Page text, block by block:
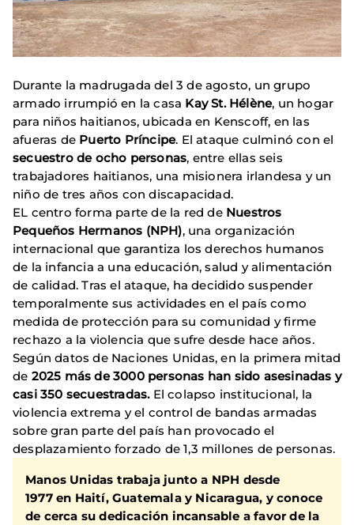
Durante la madrugada del 3 de agosto, un grupo
armado irrumpió en la casa Kay St. Hélène, un hogar
para niños haitianos, ubicada en Kenscoff, en las
afueras de Puerto Príncipe. El ataque culminó con el
secuestro de ocho personas, entre ellas seis
trabajadores haitianos, una misionera irlandesa y un
niño de tres años con discapacidad.
EL centro forma parte de la red de Nuestros
Pequeños Hermanos (NPH), una organización
internacional que garantiza los derechos humanos
de la infancia a una educación, salud y alimentación
de calidad. Tras el ataque, ha decidido suspender
temporalmente sus actividades en el país como
medida de protección para su comunidad y firme
rechazo a la violencia que sufre desde hace años.
Según datos de Naciones Unidas, en la primera mitad
de 2025 más de 3000 personas han sido asesinadas y
casi 350 secuestradas. El colapso institucional, la
violencia extrema y el control de bandas armadas
sobre gran parte del país han provocado el
desplazamiento forzado de 1,3 millones de personas.
Manos Unidas trabaja junto a NPH desde
1977 en Haití, Guatemala y Nicaragua, y conoce
de cerca su dedicación incansable a favor de la